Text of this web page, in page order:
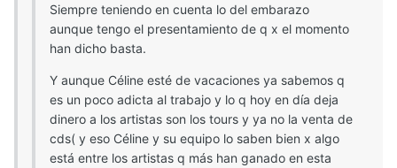
Siempre teniendo en cuenta lo del embarazo
aunque tengo el presentamiento de q x el momento
han dicho basta.
Y aunque Céline esté de vacaciones ya sabemos q
es un poco adicta al trabajo y lo q hoy en día deja
dinero a los artistas son los tours y ya no la venta de
cds( y eso Céline y su equipo lo saben bien x algo
está entre los artistas q más han ganado en esta